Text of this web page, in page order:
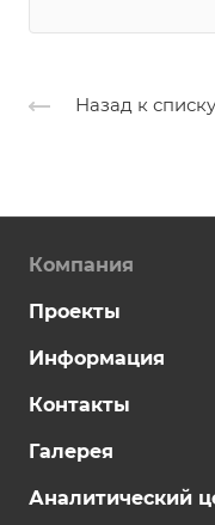
Назад к списку
Компания
Проекты
Информация
Контакты
Галерея
Аналитический